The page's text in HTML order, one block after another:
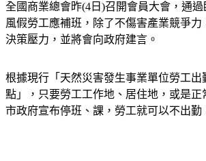
全國商業總會昨(4日)召開會員大會，通
風假勞工應補班，除了不傷害產業競爭
決策壓力，並將會向政府建言。
根據現行「天然災害發生事業單位勞工出
點」，只要勞工工作地、居住地，或是正
市政府宣布停班、課，勞工就可以不出勤